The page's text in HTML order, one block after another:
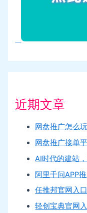
近期文章
网盘推广怎么
网盘推广接单
AI时代的建站
阿里千问APP
任推邦官网入
轻创宝典官网